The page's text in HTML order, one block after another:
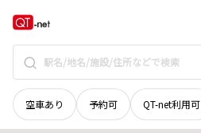
空車あり 予約可 QT-net利用可
栃木県